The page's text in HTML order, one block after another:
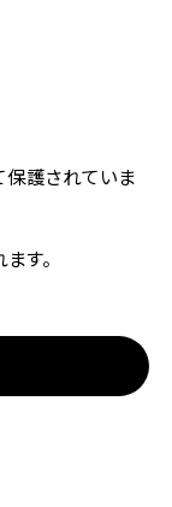
保護されていま
す。